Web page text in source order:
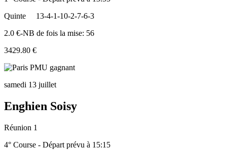
Quinte
13-4-1-10-2-7-6-3
2.0 €-NB de fois la mise: 56
3429.80 €
samedi 13 juillet
Enghien Soisy
Réunion 1
4° Course - Départ prévu à 15:15